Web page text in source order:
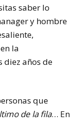
saber lo
y hombre
la
diez años de
que
de la fila… En